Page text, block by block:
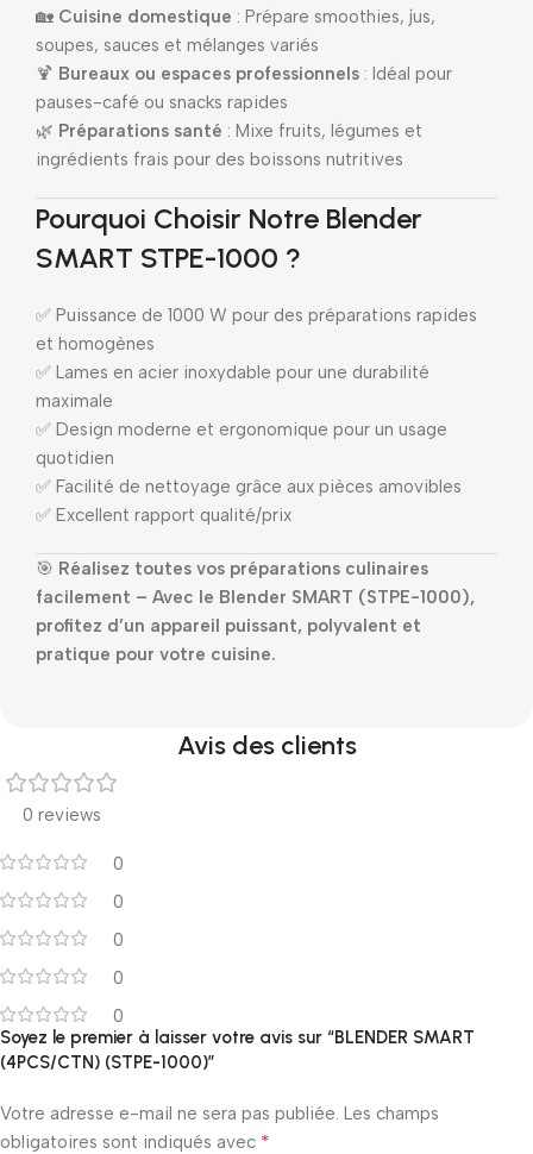
🏡 Cuisine domestique : Prépare smoothies, jus,
soupes, sauces et mélanges variés
🍹 Bureaux ou espaces professionnels : Idéal pour
pauses-café ou snacks rapides
🌿 Préparations santé : Mixe fruits, légumes et
ingrédients frais pour des boissons nutritives
Pourquoi Choisir Notre Blender
SMART STPE-1000 ?
✅ Puissance de 1000 W pour des préparations rapides
et homogènes
✅ Lames en acier inoxydable pour une durabilité
maximale
✅ Design moderne et ergonomique pour un usage
quotidien
✅ Facilité de nettoyage grâce aux pièces amovibles
✅ Excellent rapport qualité/prix
🎯 Réalisez toutes vos préparations culinaires
facilement – Avec le Blender SMART (STPE-1000),
profitez d’un appareil puissant, polyvalent et
pratique pour votre cuisine.
Avis des clients
0 reviews
0
0
0
0
0
Soyez le premier à laisser votre avis sur “BLENDER SMART
(4PCS/CTN) (STPE-1000)”
Votre adresse e-mail ne sera pas publiée. Les champs
obligatoires sont indiqués avec *